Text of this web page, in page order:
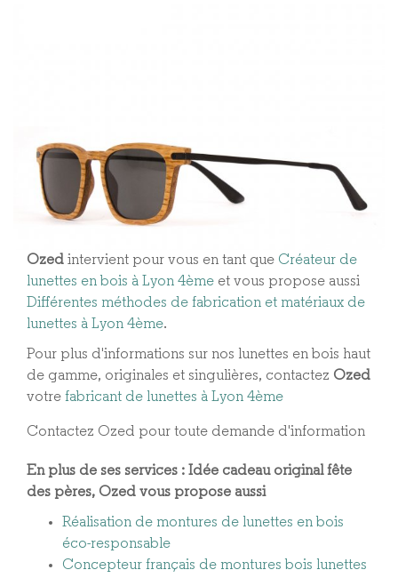
Ozed intervient pour vous en tant que Créateur de
lunettes en bois à Lyon 4ème et vous propose aussi
Différentes méthodes de fabrication et matériaux de
lunettes à Lyon 4ème​.
Pour plus d'informations sur nos lunettes en bois haut
de gamme, originales et singulières, contactez Ozed
votre fabricant de lunettes à Lyon 4ème
Contactez Ozed pour toute demande d'information
En plus de ses services : Idée cadeau original fête
des pères, Ozed vous propose aussi
Réalisation de montures de lunettes en bois
éco-responsable
Concepteur français de montures bois lunettes